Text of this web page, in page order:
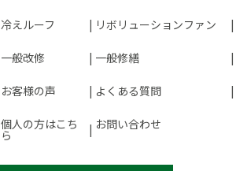
冷えルーフ リボリューションファン
一般改修 一般修繕
お客様の声 よくある質問
個人の方はこち
ら
お問い合わせ